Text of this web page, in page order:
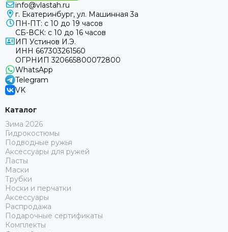
info@vlastah.ru
г. Екатеринбург, ул. Машинная 3а
ПН-ПТ: с 10 до 19 часов
СБ-ВСК: с 10 до 16 часов
ИП Устинов И.Э.
ИНН 667303261560
ОГРНИП 320665800072800
WhatsApp
Telegram
VK
Каталог
Зима 2026
Гидрокостюмы
Подводные ружья
Аксессуары для ружей
Ласты
Маски
Трубки
Носки и перчатки
Аксессуары
Распродажа
Подарочные сертификаты
Комплекты